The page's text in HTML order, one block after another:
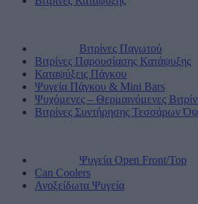
Βιτρίνες Παγωτού
Βιτρίνες Παρουσίασης Κατάψυξης
Καταψύξεις Πάγκου
Ψυγεία Πάγκου & Mini Bars
Ψυχόμενες – Θερμαινόμενες
Βιτρίνες Συντήρησης Τεσσάρων
Ψυγεία Open Front/Top
Can Coolers
Ανοξείδωτα Ψυγεία